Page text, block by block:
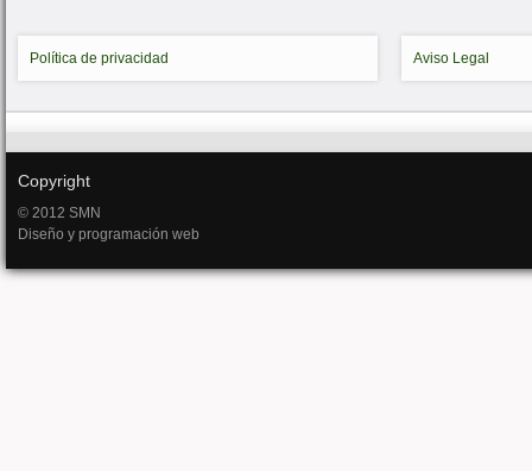
Política de privacidad Aviso Legal
Copyright
© 2012 SMN
Diseño y programación web